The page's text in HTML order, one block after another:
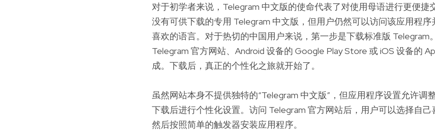
对于初学者来说，Telegram 中文版的使命代表了对使用母语进行更便捷
没有可供下载的专用 Telegram 中文版，但用户仍然可以访问该应用程序
喜欢的语言。对于热切的中国用户来说，第一步是下载标准版 Telegram
Telegram 官方网站、Android 设备的 Google Play Store 或 iOS 设备的
成。下载后，真正的个性化之旅就开始了。
虽然网站本身不提供独特的“Telegram 中文版”，但应用程序设置允许调
下载后进行个性化设置。访问 Telegram 官方网站后，用户可以选择自己
然后按照简单的触发器安装应用程序。